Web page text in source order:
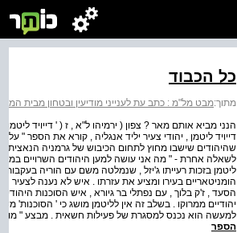
כל הכבוד
מתוך:מבט מל"מ : כתב עת לענייני מודיעין ובטחון מבית המרכז
דייויד ליטמן , יהודי צעיר יליד אנגליה , קורא את הספר "
שהיהודים שישבו מחוץ לתחום הכיבוש של גרמניה
לשאלה אחרת - " מה אני עושה למען היהודים השרויים
ליטמן בזכות רעייתו ג'יזל , שנמלטה משם עם הוריה
הסעד , ז'ק בלוך , עם נפתלי בר גיורא , איש הסוכנות
יהודיים ממרוקו . בשלב זה אין לליטמן מושג כי '
למעשה הוא נכנס למסגרת של פעילות חשאית . מבצע " מוראל"
הספר